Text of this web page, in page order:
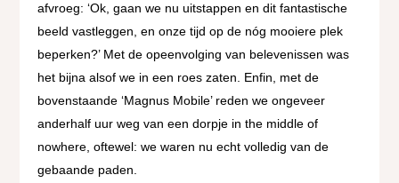
afvroeg: ‘Ok, gaan we nu uitstappen en dit fantastische
beeld vastleggen, en onze tijd op de nóg mooiere plek
beperken?’ Met de opeenvolging van belevenissen was
het bijna alsof we in een roes zaten. Enfin, met de
bovenstaande ‘Magnus Mobile’ reden we ongeveer
anderhalf uur weg van een dorpje in the middle of
nowhere, oftewel: we waren nu echt volledig van de
gebaande paden.